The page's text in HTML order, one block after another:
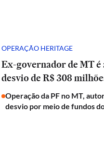
OPERAÇÃO HERITAGE
Ex-governador de MT é
desvio de R$ 308
Operação da PF no MT,
desvio por meio de fundos